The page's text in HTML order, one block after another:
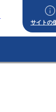
サイトの